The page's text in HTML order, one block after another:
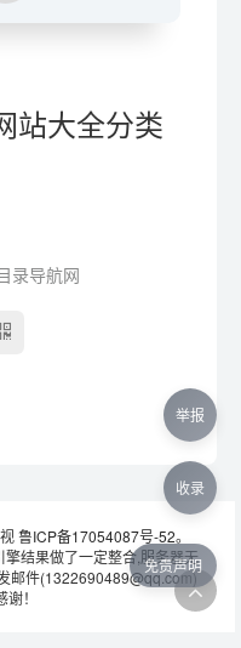
站大全分类
录导航网
鲁ICP备17054087号-52。
结果做了一定整合,服务器无
邮件(1322690489@qq.com)
！
免责声明
举报
收录